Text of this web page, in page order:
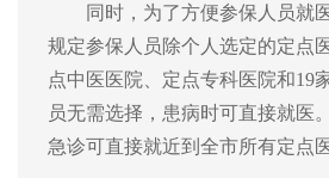
同时，为了方便参保人员就
规定参保人员除个人选定的定点
点中医医院、定点专科医院和19
员无需选择，患病时可直接就医
急诊可直接就近到全市所有定点